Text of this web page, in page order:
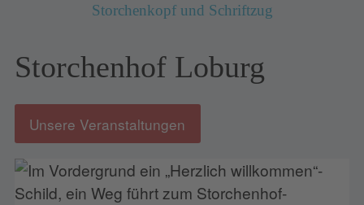
Storchenhof Loburg
Unsere Veranstaltungen